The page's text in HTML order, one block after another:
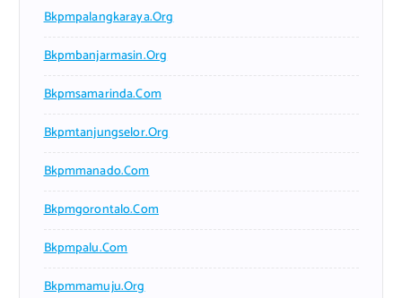
Bkpmpalangkaraya.org
Bkpmbanjarmasin.org
Bkpmsamarinda.com
Bkpmtanjungselor.org
Bkpmmanado.com
Bkpmgorontalo.com
Bkpmpalu.com
Bkpmmamuju.org